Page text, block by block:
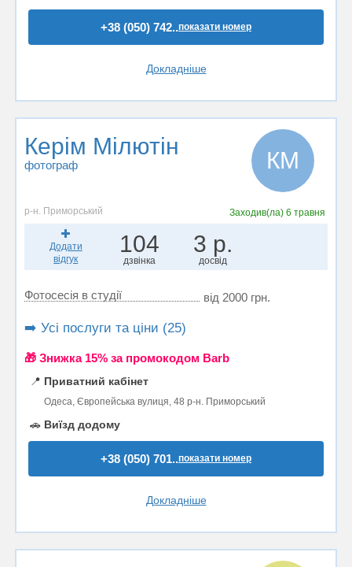
+38 (050) 742..показати номер
Докладніше
Керім Мілютін
фотограф КМ
р-н. Приморський Заходив(ла) 6 травня
Додати
відгук
104
дзвінка
3 р.
досвід
Фотосесія в студії від 2000 грн.
➡️ Усі послуги та ціни (25)
🎁 Знижка 15% за промокодом Barb
📍 Приватний кабінет
Одеса, Європейська вулиця, 48 р-н. Приморський
🚗 Виїзд додому
+38 (050) 701..показати номер
Докладніше